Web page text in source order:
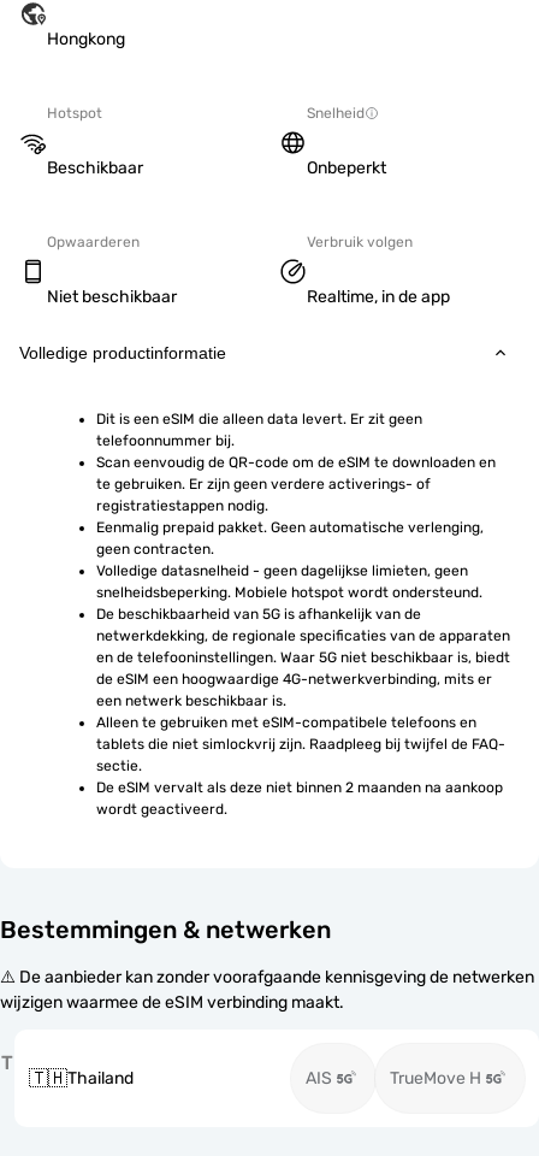
Hongkong
Hotspot
Beschikbaar
Snelheid
Onbeperkt
Opwaarderen
Niet beschikbaar
Verbruik volgen
Realtime, in de app
Volledige productinformatie
Dit is een eSIM die alleen data levert. Er zit geen
telefoonnummer bij.
Scan eenvoudig de QR-code om de eSIM te downloaden en
te gebruiken. Er zijn geen verdere activerings- of
registratiestappen nodig.
Eenmalig prepaid pakket. Geen automatische verlenging,
geen contracten.
Volledige datasnelheid - geen dagelijkse limieten, geen
snelheidsbeperking. Mobiele hotspot wordt ondersteund.
De beschikbaarheid van 5G is afhankelijk van de
netwerkdekking, de regionale specificaties van de apparaten
en de telefooninstellingen. Waar 5G niet beschikbaar is, biedt
de eSIM een hoogwaardige 4G-netwerkverbinding, mits er
een netwerk beschikbaar is.
Alleen te gebruiken met eSIM-compatibele telefoons en
tablets die niet simlockvrij zijn. Raadpleeg bij twijfel de FAQ-
sectie.
De eSIM vervalt als deze niet binnen 2 maanden na aankoop
wordt geactiveerd.
Bestemmingen & netwerken
⚠️ De aanbieder kan zonder voorafgaande kennisgeving de netwerken
wijzigen waarmee de eSIM verbinding maakt.
T
🇹🇭Thailand AIS TrueMove H